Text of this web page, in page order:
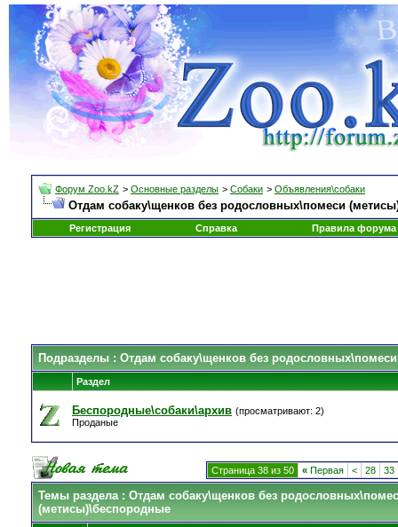
Форум Zoo.kZ > Основные разделы > Собаки > Объявления\собаки
Отдам собаку\щенков без родословных\помеси
Регистрация Справка Правила форума
Подразделы : Отдам собаку\щенков без
Раздел
Беспородные\собаки\архив (просматривают: 2)
Проданые
Страница 38 из 50 « Первая < 28 33
Темы раздела: Отдам собаку\щенков без
(метисы)\беспородные